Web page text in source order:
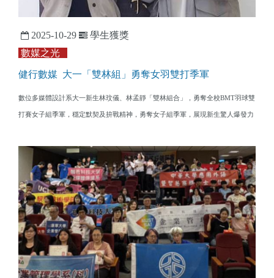
2025-10-29
學生獲獎
數媒之光
健行數媒 大一「雙林組」勇奪女羽雙打季軍
數位多媒體設計系大一新生林玟儀、林孟靜「雙林組合」，勇奪全校BMT羽球雙
打賽女子組季軍，穩定默契及拚戰精神，勇奪女子組季軍，展現新生驚人爆發力